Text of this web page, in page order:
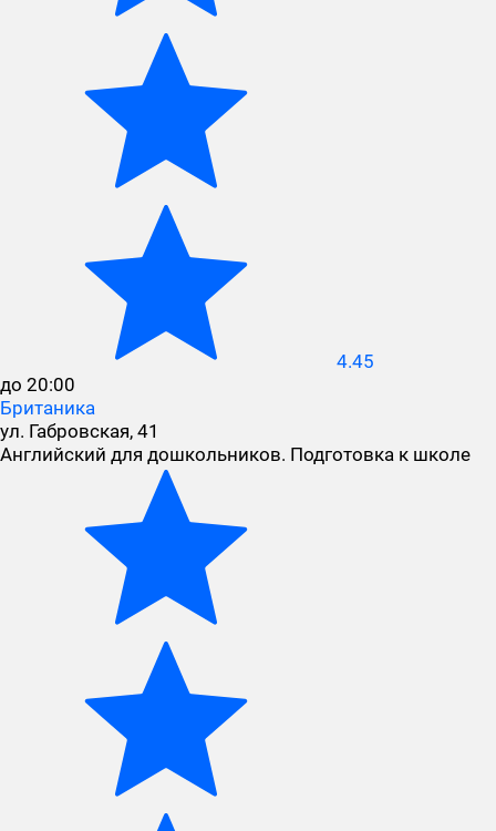
4.45
до 20:00
Британика
ул. Габровская, 41
Английский для дошкольников. Подготовка к школе